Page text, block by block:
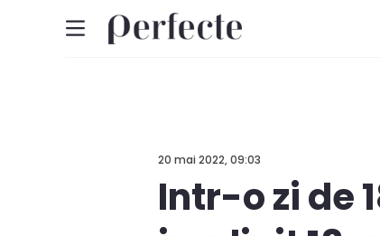
20 mai 2022, 09:03
Intr-o zi de